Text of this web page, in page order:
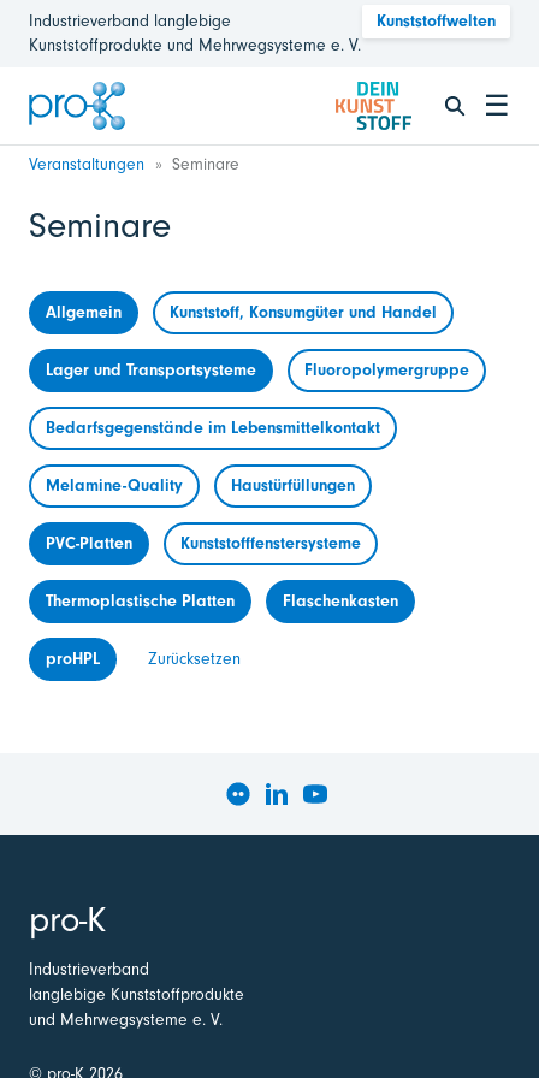
Industrieverband langlebige
Kunststoffprodukte und Mehrwegsysteme e. V.
Kunststoffwelten
☰
Veranstaltungen Seminare
Seminare
Allgemein Kunststoff, Konsumgüter und Handel
Lager und Transportsysteme Fluoropolymergruppe
Bedarfsgegenstände im Lebensmittelkontakt
Melamine-Quality Haustürfüllungen
PVC-Platten Kunststofffenstersysteme
Thermoplastische Platten Flaschenkasten
proHPL Zurücksetzen
pro-K
Industrieverband
langlebige Kunststoffprodukte
und Mehrwegsysteme e. V.
© pro-K 2026